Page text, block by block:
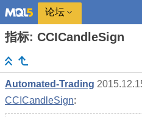
论坛
指标: CCICandleSign
Automated-Trading
CCICandleSign: